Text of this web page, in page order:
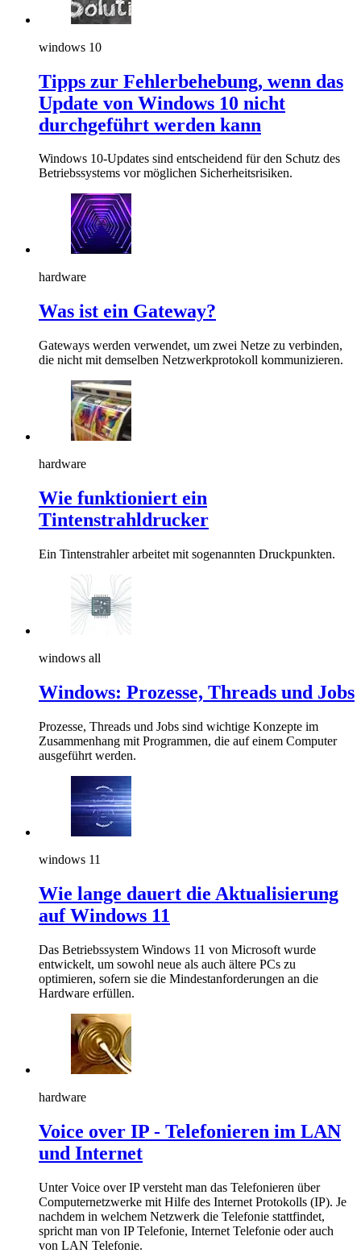
windows 10
Tipps zur Fehlerbehebung, wenn das
Update von Windows 10 nicht
durchgeführt werden kann
Windows 10-Updates sind entscheidend für den Schutz des
Betriebssystems vor möglichen Sicherheitsrisiken.
hardware
Was ist ein Gateway?
Gateways werden verwendet, um zwei Netze zu verbinden,
die nicht mit demselben Netzwerkprotokoll kommunizieren.
hardware
Wie funktioniert ein
Tintenstrahldrucker
Ein Tintenstrahler arbeitet mit sogenannten Druckpunkten.
windows all
Windows: Prozesse, Threads und Jobs
Prozesse, Threads und Jobs sind wichtige Konzepte im
Zusammenhang mit Programmen, die auf einem Computer
ausgeführt werden.
windows 11
Wie lange dauert die Aktualisierung
auf Windows 11
Das Betriebssystem Windows 11 von Microsoft wurde
entwickelt, um sowohl neue als auch ältere PCs zu
optimieren, sofern sie die Mindestanforderungen an die
Hardware erfüllen.
hardware
Voice over IP - Telefonieren im LAN
und Internet
Unter Voice over IP versteht man das Telefonieren über
Computernetzwerke mit Hilfe des Internet Protokolls (IP). Je
nachdem in welchem Netzwerk die Telefonie stattfindet,
spricht man von IP Telefonie, Internet Telefonie oder auch
von LAN Telefonie.